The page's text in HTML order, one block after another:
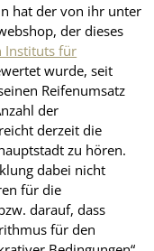
hat der von ihr unter
der dieses
Instituts für
wurde, seit
Reifenumsatz
der
derzeit die
zu hören.
dabei nicht
für die
darauf, dass
für den